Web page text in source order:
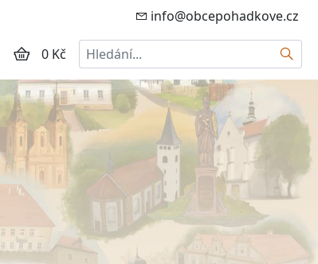
info@obcepohadkove.cz
0 Kč Hledat